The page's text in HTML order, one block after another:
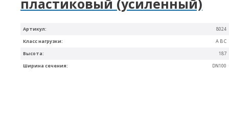
Артикул: 8024
Ширина сечения: DN100
Высота: 187
Класс нагрузки: A B C
пластиковый (усиленный)